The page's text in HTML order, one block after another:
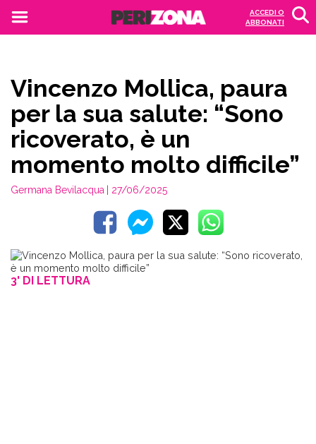
ACCEDI O
ABBONATI
Vincenzo Mollica, paura
per la sua salute: “Sono
ricoverato, è un
momento molto difficile”
Germana Bevilacqua | 27/06/2025
3' DI LETTURA